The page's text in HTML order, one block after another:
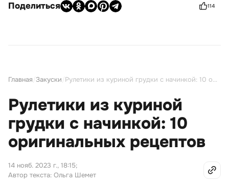
Поделиться 114
Главная Закуски Рулетики из куриной грудки с начинкой: 10 оригинальных рецептов
Рулетики из куриной
грудки с начинкой: 10
оригинальных рецептов
14 нояб. 2023 г., 18:15;
Автор текста: Ольга Шемет